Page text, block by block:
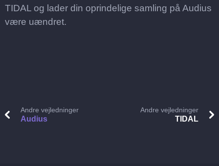
TIDAL og lader din oprindelige samling på Audius
være uændret.
Andre vejledninger
Audius
Andre vejledninger
TIDAL